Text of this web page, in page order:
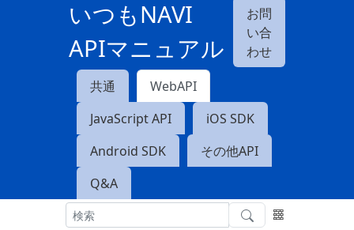
いつもNAVI
APIマニュアル
お問
い合
わせ
共通
WebAPI
JavaScript API
iOS SDK
Android SDK
その他API
Q&A